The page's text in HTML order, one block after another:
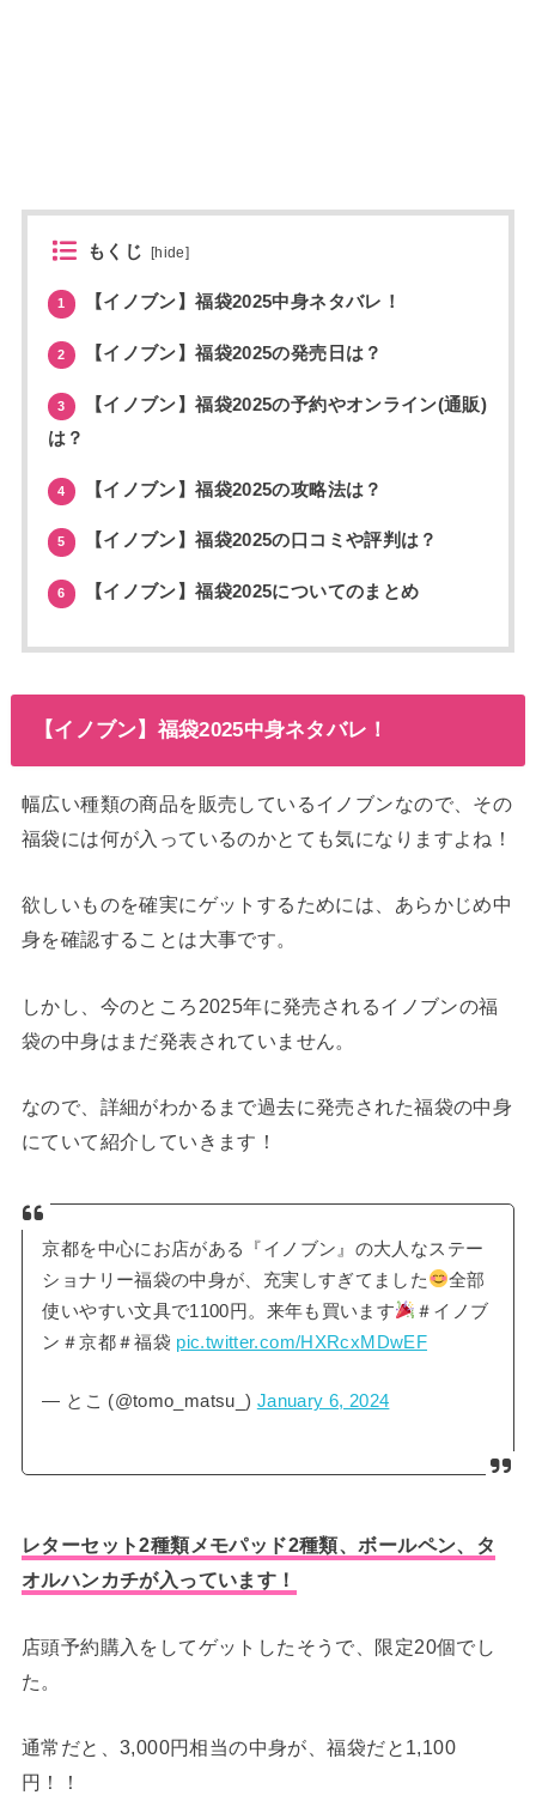
もくじ [hide]
1 【イノブン】福袋2025中身ネタバレ！
2 【イノブン】福袋2025の発売日は？
3
【イノブン】福袋2025の予約やオンライン(通販)
は？
4 【イノブン】福袋2025の攻略法は？
5 【イノブン】福袋2025の口コミや評判は？
6 【イノブン】福袋2025についてのまとめ
【イノブン】福袋2025中身ネタバレ！
幅広い種類の商品を販売しているイノブンなので、その
福袋には何が入っているのかとても気になりますよね！
欲しいものを確実にゲットするためには、あらかじめ中
身を確認することは大事です。
しかし、今のところ2025年に発売されるイノブンの福
袋の中身はまだ発表されていません。
なので、詳細がわかるまで過去に発売された福袋の中身
にていて紹介していきます！
京都を中心にお店がある『イノブン』の大人なステー
ショナリー福袋の中身が、充実しすぎてました
全部
使いやすい文具で1100円。来年も買います
＃イノブ
ン＃京都＃福袋 pic.twitter.com/HXRcxMDwEF
— とこ (@tomo_matsu_) January 6, 2024
レターセット2種類メモパッド2種類、ボールペン、タ
オルハンカチが入っています！
店頭予約購入をしてゲットしたそうで、限定20個でし
た。
通常だと、3,000円相当の中身が、福袋だと1,100
円！！